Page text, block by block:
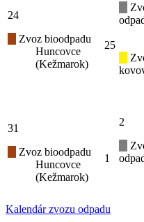
24
Zvoz bioodpadu
Huncovce
(Kežmarok)
25
31
Zvoz bioodpadu
Huncovce
(Kežmarok)
1
2
Kalendár zvozu odpadu